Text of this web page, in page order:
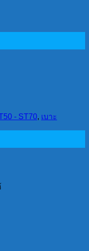
- ST70, เบาะ